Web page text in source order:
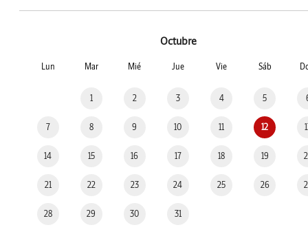
Octubre
Lun Mar Mié Jue Vie Sáb
1 2 3 4 5
7 8 9 10 11 12
14 15 16 17 18 19
21 22 23 24 25 26
28 29 30 31